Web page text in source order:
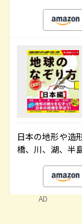
日本の地形や造
橋、川、湖、半
AD